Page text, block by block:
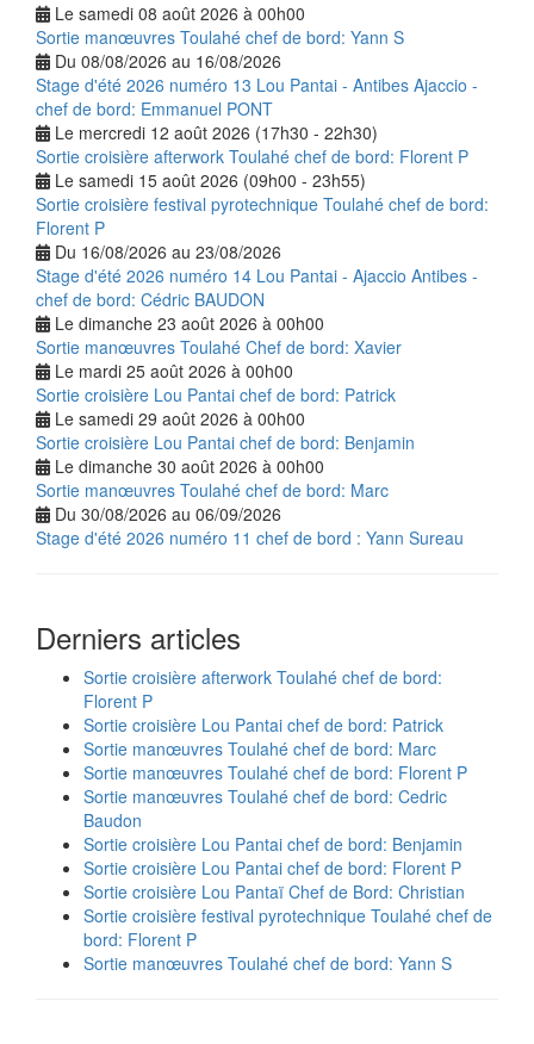
Le samedi 08 août 2026 à 00h00
Sortie manœuvres Toulahé chef de bord: Yann S
Du 08/08/2026 au 16/08/2026
Stage d'été 2026 numéro 13 Lou Pantai - Antibes Ajaccio -
chef de bord: Emmanuel PONT
Le mercredi 12 août 2026 (17h30 - 22h30)
Sortie croisière afterwork Toulahé chef de bord: Florent P
Le samedi 15 août 2026 (09h00 - 23h55)
Sortie croisière festival pyrotechnique Toulahé chef de bord:
Florent P
Du 16/08/2026 au 23/08/2026
Stage d'été 2026 numéro 14 Lou Pantai - Ajaccio Antibes -
chef de bord: Cédric BAUDON
Le dimanche 23 août 2026 à 00h00
Sortie manœuvres Toulahé Chef de bord: Xavier
Le mardi 25 août 2026 à 00h00
Sortie croisière Lou Pantai chef de bord: Patrick
Le samedi 29 août 2026 à 00h00
Sortie croisière Lou Pantai chef de bord: Benjamin
Le dimanche 30 août 2026 à 00h00
Sortie manœuvres Toulahé chef de bord: Marc
Du 30/08/2026 au 06/09/2026
Stage d'été 2026 numéro 11 chef de bord : Yann Sureau
Derniers articles
Sortie croisière afterwork Toulahé chef de bord:
Florent P
Sortie croisière Lou Pantai chef de bord: Patrick
Sortie manœuvres Toulahé chef de bord: Marc
Sortie manœuvres Toulahé chef de bord: Florent P
Sortie manœuvres Toulahé chef de bord: Cedric
Baudon
Sortie croisière Lou Pantai chef de bord: Benjamin
Sortie croisière Lou Pantai chef de bord: Florent P
Sortie croisière Lou Pantaï Chef de Bord: Christian
Sortie croisière festival pyrotechnique Toulahé chef de
bord: Florent P
Sortie manœuvres Toulahé chef de bord: Yann S